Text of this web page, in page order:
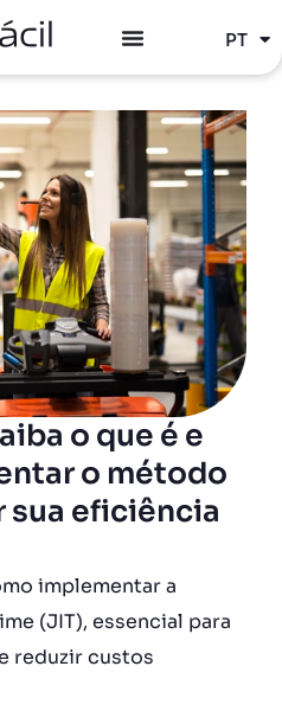
PT
EN
o que é e
o método
sua eficiência
implementar a
(JIT), essencial para
reduzir custos